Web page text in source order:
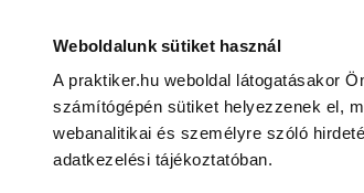
Weboldalunk sütiket használ
A praktiker.hu weboldal látogatásakor
számítógépén sütiket helyezzenek el,
webanalitikai és személyre szóló
adatkezelési tájékoztatóban.